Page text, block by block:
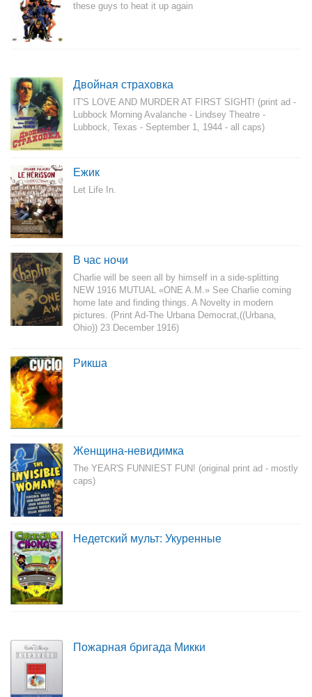
these guys to heat it up again
Двойная страховка
IT'S LOVE AND MURDER AT FIRST SIGHT! (print ad -
Lubbock Morning Avalanche - Lindsey Theatre -
Lubbock, Texas - September 1, 1944 - all caps)
Ежик
Let Life In.
В час ночи
Charlie will be seen all by himself in a side-splitting
NEW 1916 MUTUAL «ONE A.M.» See Charlie coming
home late and finding things. A Novelty in modern
pictures. (Print Ad-The Urbana Democrat,((Urbana,
Ohio)) 23 December 1916)
Рикша
Женщина-невидимка
The YEAR'S FUNNIEST FUN! (original print ad - mostly
caps)
Недетский мульт: Укуренные
Пожарная бригада Микки